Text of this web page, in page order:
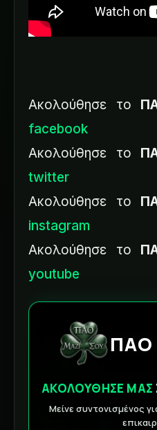
Ακολούθησε το
facebook
Ακολούθησε το
twitter
Ακολούθησε το
instagram
Ακολούθησε το
youtube
ΠΑΟ
ΑΚΟΛΟΥΘΗΣΕ ΜΑΣ
Μείνε συντονισμένος